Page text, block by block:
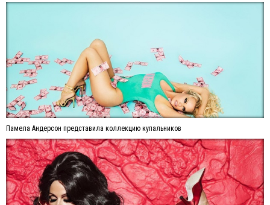
Памела Андерсон представила коллекцию купальников